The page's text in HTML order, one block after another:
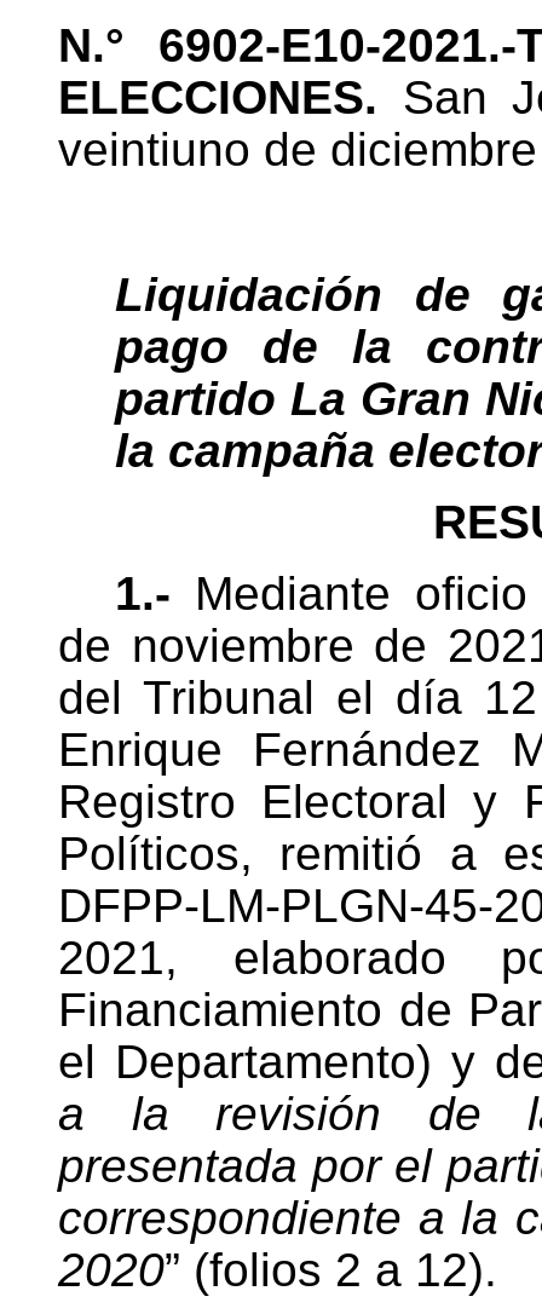
N.° 6902-E10-
ELECCIONES. San
veintiuno de
Liquidación de
pago de la
partido La Gran
la campaña
1.- Mediante
de noviembre de
del Tribunal el día
Enrique Fernández
Registro Electoral y
Políticos, remitió a
DFPP-LM-PLGN-
2021, elaborado
Financiamiento de
el Departamento) y
a la revisión de
presentada por el
correspondiente a la
2020” (folios 2 a 12).